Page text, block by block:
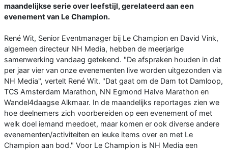
maandelijkse serie over leefstijl, gerelateerd aan een
evenement van Le Champion.
René Wit, Senior Eventmanager bij Le Champion en David Vink,
algemeen directeur NH Media, hebben de meerjarige
samenwerking vandaag getekend. "De afspraken houden in dat
per jaar vier van onze evenementen live worden uitgezonden via
NH Media", vertelt René Wit. "Dat gaat om de Dam tot Damloop,
TCS Amsterdam Marathon, NN Egmond Halve Marathon en
Wandel4daagse Alkmaar. In de maandelijks reportages zien we
hoe deelnemers zich voorbereiden op een evenement of met
welk doel iemand meedoet, maar komen er ook diverse andere
evenementen/activiteiten en leuke items over en met Le
Champion aan bod." Voor Le Champion is NH Media een